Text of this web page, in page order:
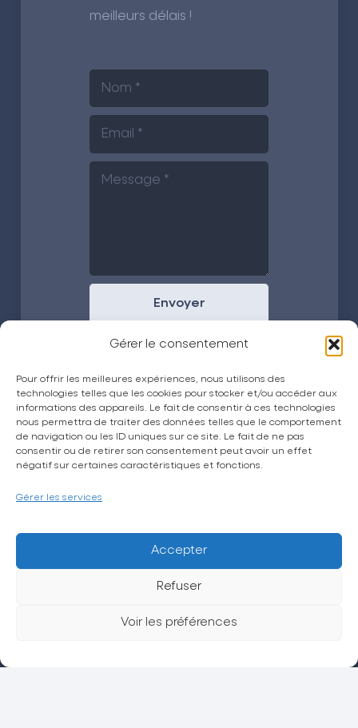
Gérer le consentement
Pour offrir les meilleures expériences, nous utilisons des
technologies telles que les cookies pour stocker et/ou accéder aux
informations des appareils. Le fait de consentir à ces technologies
nous permettra de traiter des données telles que le comportement
de navigation ou les ID uniques sur ce site. Le fait de ne pas
consentir ou de retirer son consentement peut avoir un effet
négatif sur certaines caractéristiques et fonctions.
Gérer les services
Accepter
Refuser
Voir les préférences
meilleurs délais !
Envoyer
La CPTS Trésor
Actualités
Sollicitation et avis
Contact